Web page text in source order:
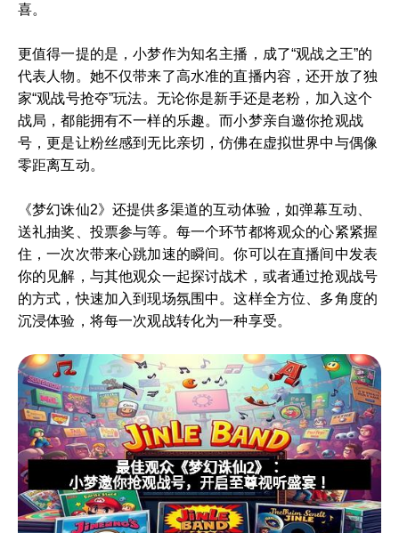
喜。
更值得一提的是，小梦作为知名主播，成了“观战之王”的
代表人物。她不仅带来了高水准的直播内容，还开放了独
家“观战号抢夺”玩法。无论你是新手还是老粉，加入这个
战局，都能拥有不一样的乐趣。而小梦亲自邀你抢观战
号，更是让粉丝感到无比亲切，仿佛在虚拟世界中与偶像
零距离互动。
《梦幻诛仙2》还提供多渠道的互动体验，如弹幕互动、
送礼抽奖、投票参与等。每一个环节都将观众的心紧紧握
住，一次次带来心跳加速的瞬间。你可以在直播间中发表
你的见解，与其他观众一起探讨战术，或者通过抢观战号
的方式，快速加入到现场氛围中。这样全方位、多角度的
沉浸体验，将每一次观战转化为一种享受。